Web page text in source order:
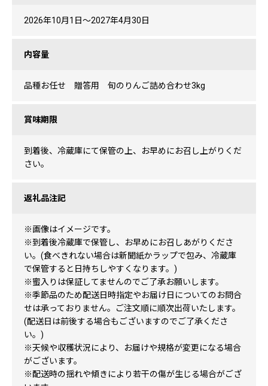
2026年10月1日～2027年4月30日
内容量
品種お任せ 贈答用 旬のりんご詰め合わせ3kg
賞味期限
到着後、冷蔵庫にて保管の上、お早めにお召し上がりくだ
さい。
返礼品注記
※画像はイメージです。
※到着後冷蔵庫で保管し、お早めにお召しあがりくださ
い。(食べきれない場合は新聞紙かラップで包み、冷蔵庫
で保管すると日持ちしやすくなります。)
※蜜入りは保証してませんのでご了承お願いします。
※季節品のため配送日時指定やお届け日についてのお問合
せは承っておりません。ご注文順に順次出荷いたします。
(配送日は前後する場合もございますのでご了承くださ
い。)
※天候や収穫状況により、お届けや規格が変更になる場合
がございます。
※配送時の揺れや傾きにより若干の傷が生じる場合がござ